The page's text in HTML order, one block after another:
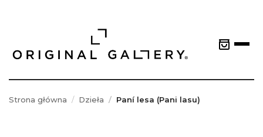
Strona główna Dzieła Paní lesa (Pani lasu)